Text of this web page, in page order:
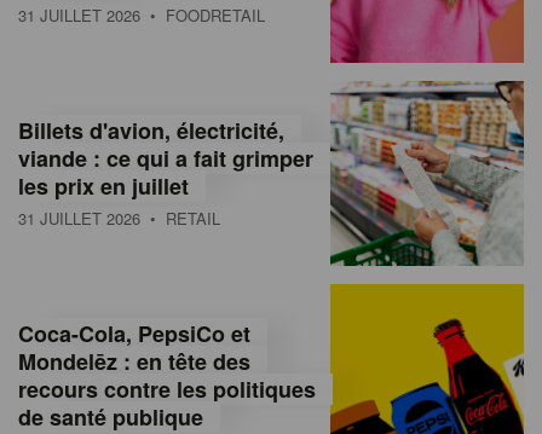
s
s
u
e
31 JUILLET 2026 • FOODRETAIL
Billets d'avion, électricité,
viande : ce qui a fait grimper
les prix en juillet
31 JUILLET 2026 • RETAIL
Coca-Cola, PepsiCo et
Mondelēz : en tête des
recours contre les politiques
de santé publique